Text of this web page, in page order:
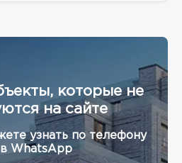
которые не
на сайте
узнать по телефону
WhatsApp